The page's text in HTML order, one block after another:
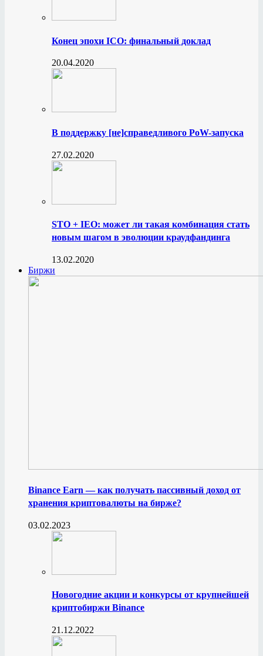
Конец эпохи ICO: финальный доклад
20.04.2020
В поддержку [не]справедливого PoW-запуска
27.02.2020
STO + IEO: может ли такая комбинация стать
новым шагом в эволюции краудфандинга
13.02.2020
Биржи
Binance Earn — как получать пассивный доход от
хранения криптовалюты на бирже?
03.02.2023
Новогодние акции и конкурсы от крупнейшей
криптобиржи Binance
21.12.2022